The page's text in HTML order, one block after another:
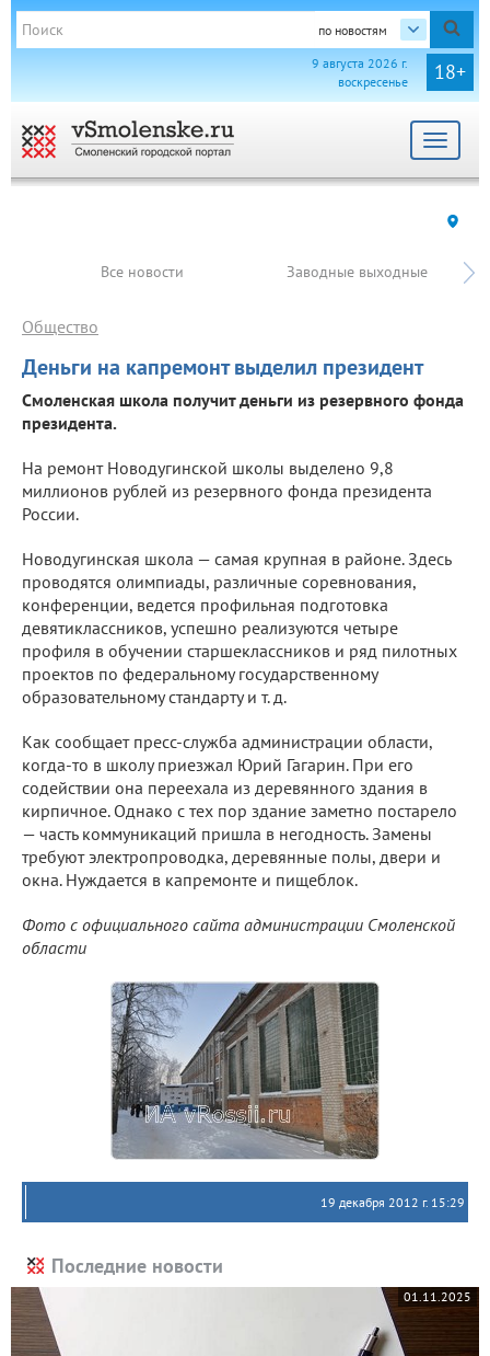
по новостям
18+
9 августа 2026 г.
воскресенье
Toggle
Все новости Заводные выходные
Деньги на капремонт выделил президент
Общество
Смоленская школа получит деньги из резервного фонда
президента.
На ремонт Новодугинской школы выделено 9,8
миллионов рублей из резервного фонда президента
России.
Новодугинская школа — самая крупная в районе. Здесь
проводятся олимпиады, различные соревнования,
конференции, ведется профильная подготовка
девятиклассников, успешно реализуются четыре
профиля в обучении старшеклассников и ряд пилотных
проектов по федеральному государственному
образовательному стандарту и т. д.
Как сообщает пресс-служба администрации области,
когда-то в школу приезжал Юрий Гагарин. При его
содействии она переехала из деревянного здания в
кирпичное. Однако с тех пор здание заметно постарело
— часть коммуникаций пришла в негодность. Замены
требуют электропроводка, деревянные полы, двери и
окна. Нуждается в капремонте и пищеблок.
Фото с официального сайта администрации Смоленской
области
19 декабря 2012 г. 15:29
Последние новости
01.11.2025